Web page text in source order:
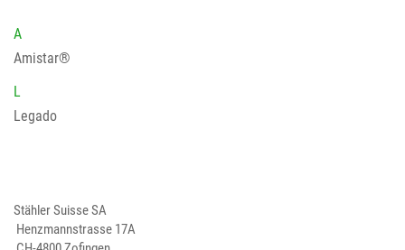
A
Amistar®
L
Legado
Stähler Suisse SA
Henzmannstrasse 17A